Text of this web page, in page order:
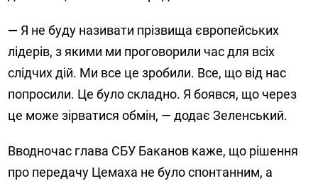
— Я не буду називати прізвища європейських
лідерів, з якими ми проговорили час для всіх
слідчих дій. Ми все це зробили. Все, що від нас
попросили. Це було складно. Я боявся, що через
це може зірватися обмін, — додає Зеленський.
Вводночас глава СБУ Баканов каже, що рішення
про передачу Цемаха не було спонтанним, а